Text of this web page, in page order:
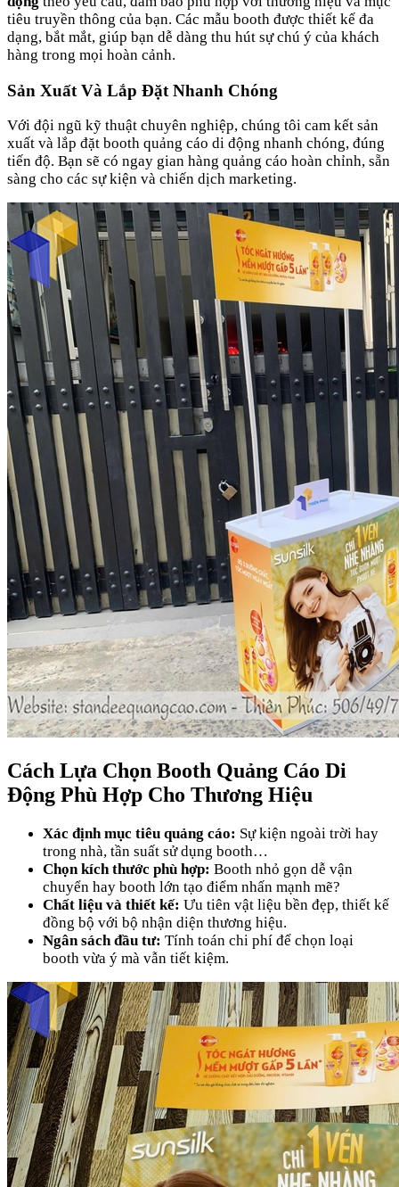
tiêu truyền thông của bạn. Các mẫu booth được thiết kế đa
dạng, bắt mắt, giúp bạn dễ dàng thu hút sự chú ý của khách
hàng trong mọi hoàn cảnh.
Sản Xuất Và Lắp Đặt Nhanh Chóng
Với đội ngũ kỹ thuật chuyên nghiệp, chúng tôi cam kết sản
xuất và lắp đặt booth quảng cáo di động nhanh chóng, đúng
tiến độ. Bạn sẽ có ngay gian hàng quảng cáo hoàn chỉnh, sẵn
sàng cho các sự kiện và chiến dịch marketing.
Cách Lựa Chọn Booth Quảng Cáo Di
Động Phù Hợp Cho Thương Hiệu
Xác định mục tiêu quảng cáo: Sự kiện ngoài trời hay
trong nhà, tần suất sử dụng booth…
Chọn kích thước phù hợp: Booth nhỏ gọn dễ vận
chuyển hay booth lớn tạo điểm nhấn mạnh mẽ?
Chất liệu và thiết kế: Ưu tiên vật liệu bền đẹp, thiết kế
đồng bộ với bộ nhận diện thương hiệu.
Ngân sách đầu tư: Tính toán chi phí để chọn loại
booth vừa ý mà vẫn tiết kiệm.